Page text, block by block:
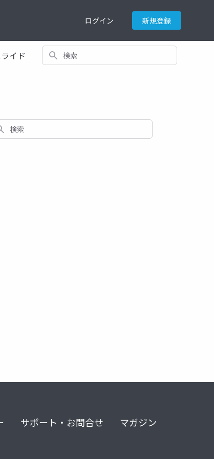
ログイン 新規登録
イド 検索
サポート・お問合せ マガジン